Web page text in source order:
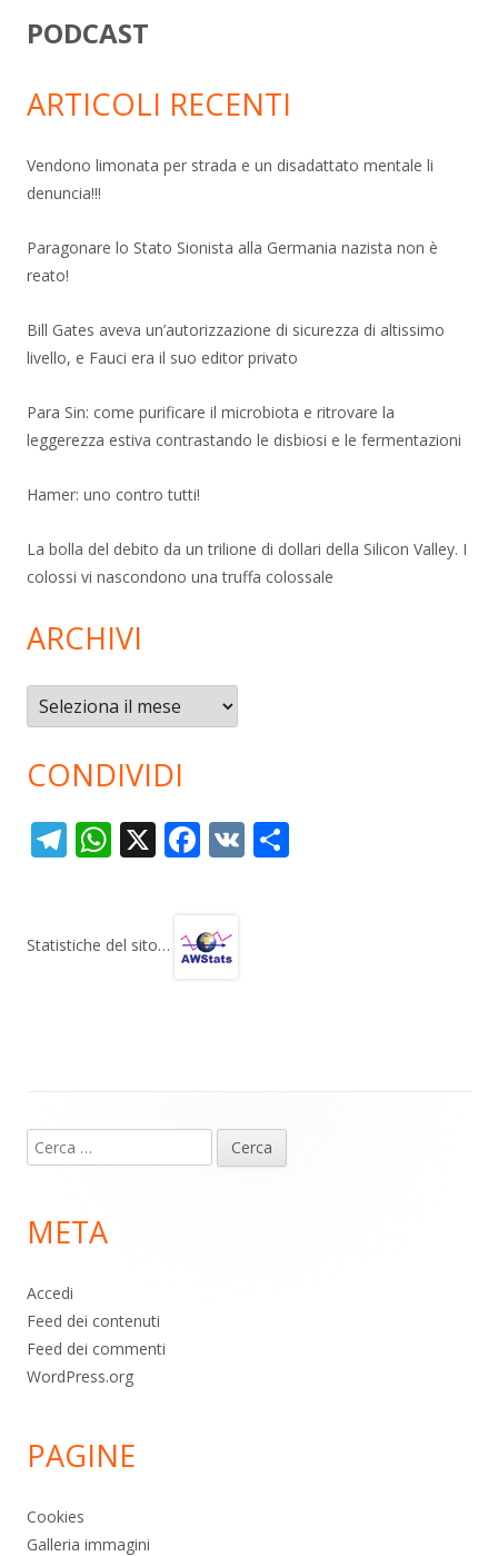
PODCAST
ARTICOLI RECENTI
Vendono limonata per strada e un disadattato mentale li
denuncia!!!
Paragonare lo Stato Sionista alla Germania nazista non è
reato!
Bill Gates aveva un’autorizzazione di sicurezza di altissimo
livello, e Fauci era il suo editor privato
Para Sin: come purificare il microbiota e ritrovare la
leggerezza estiva contrastando le disbiosi e le fermentazioni
Hamer: uno contro tutti!
La bolla del debito da un trilione di dollari della Silicon Valley. I
colossi vi nascondono una truffa colossale
ARCHIVI
Archivi
CONDIVIDI
T
gr
W
s
X F
b
V
Statistiche del sito…
piè
pagina
Ricerca
per:
META
Accedi
Feed dei contenuti
Feed dei commenti
WordPress.org
PAGINE
Cookies
Galleria immagini